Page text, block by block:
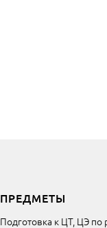
ПРЕДМЕТЫ
Подготовка к ЦТ, ЦЭ по